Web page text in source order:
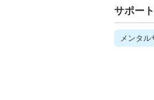
サポー
メンタル